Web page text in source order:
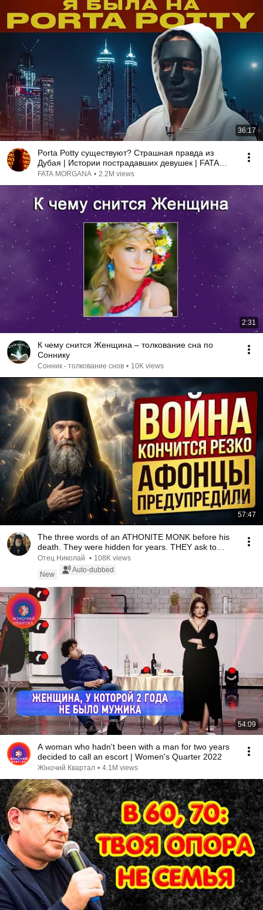
36:17
Porta Potty существуют? Страшная правда из
Дубая | Истории пострадавших девушек | FATA
MORGANA
FATA MORGANA • 2.2M views
2:31
К чему снится Женщина – толкование сна по
Соннику
Сонник - толкование снов • 10K views
57:47
The three words of an ATHONITE MONK before his
death. They were hidden for years. THEY ask to
pas...
Отец Николай • 108K views
New
Auto-dubbed
54:09
A woman who hadn't been with a man for two years
decided to call an escort | Women's Quarter 2022
Жіночий Квартал • 4.1M views